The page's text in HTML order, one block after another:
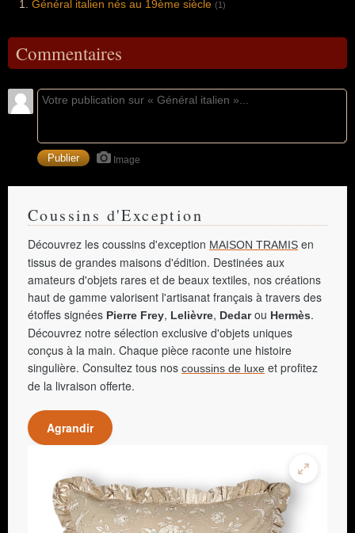
Général italien nés au 19ème siècle (1)
Commentaires
Image
Coussins d'Exception
Découvrez les coussins d'exception MAISON TRAMIS en
tissus de grandes maisons d'édition. Destinées aux
amateurs d'objets rares et de beaux textiles, nos créations
haut de gamme valorisent l'artisanat français à travers des
étoffes signées Pierre Frey, Lelièvre, Dedarou Hermès.
Découvrez notre sélection exclusive d'objets uniques
conçus à la main. Chaque pièce raconte une histoire
singulière. Consultez tous nos coussins de luxe et profitez
de la livraison offerte.
Agrandir